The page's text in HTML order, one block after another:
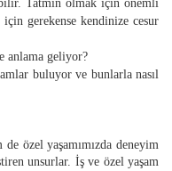
Tatmin olmak için önemli
gerekense kendinize cesur
anlama geliyor?
buluyor ve bunlarla nasıl
özel yaşamımızda deneyim
unsurlar. İş ve özel yaşam